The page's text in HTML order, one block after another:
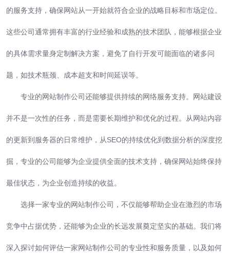
的服务支持，确保网站从一开始就符合企业的战略目标和市场定位。
这些公司通常拥有丰富的行业经验和成熟的技术团队，能够根据企业
的具体需求量身定制解决方案，避免了自行开发可能面临的诸多问
题，如技术瓶颈、成本超支和时间延误等。
专业的网站制作公司还能够提供持续的网络服务支持。网站建设
并不是一次性的任务，而是需要长期维护和优化的过程。从网站内容
的更新到服务器的日常维护，从SEO的持续优化到数据分析的深度挖
掘，专业的公司能够为企业提供全面的技术支持，确保网站始终保持
最佳状态，为企业创造持续的收益。
选择一家专业的网站制作公司，不仅能够帮助企业在激烈的市场
竞争中占据优势，还能够为企业的长远发展奠定坚实的基础。我们将
深入探讨如何评估一家网站制作公司的专业性和服务质量，以及如何